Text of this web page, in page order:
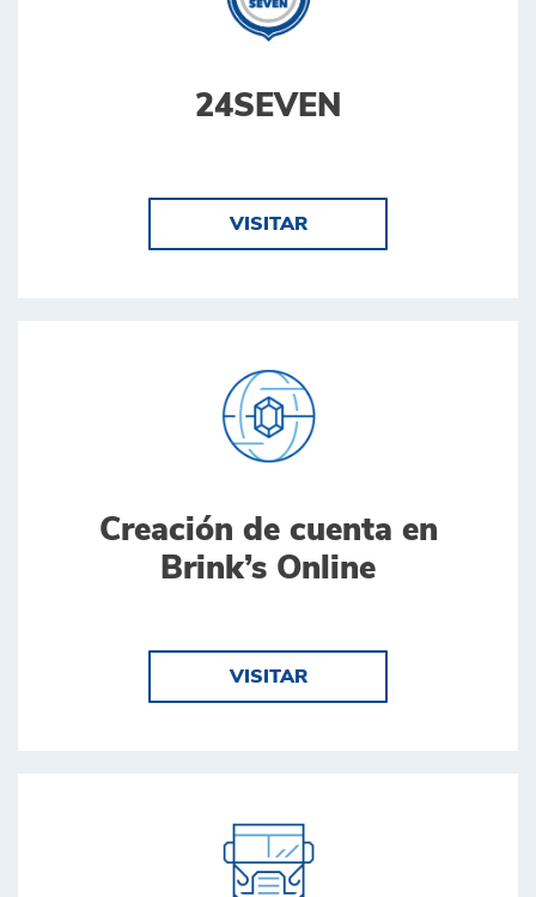
24SEVEN
VISITAR
Creación de cuenta en
Brink’s Online
VISITAR